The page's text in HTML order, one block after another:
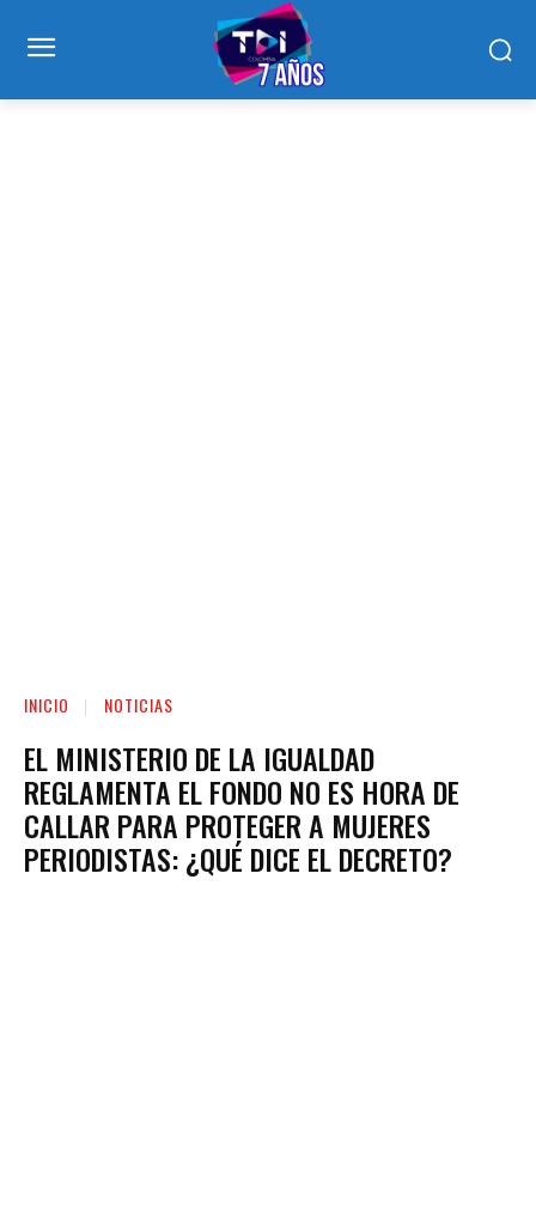
INICIO NOTICIAS
EL MINISTERIO DE LA IGUALDAD
REGLAMENTA EL FONDO NO ES HORA DE
CALLAR PARA PROTEGER A MUJERES
PERIODISTAS: ¿QUÉ DICE EL DECRETO?